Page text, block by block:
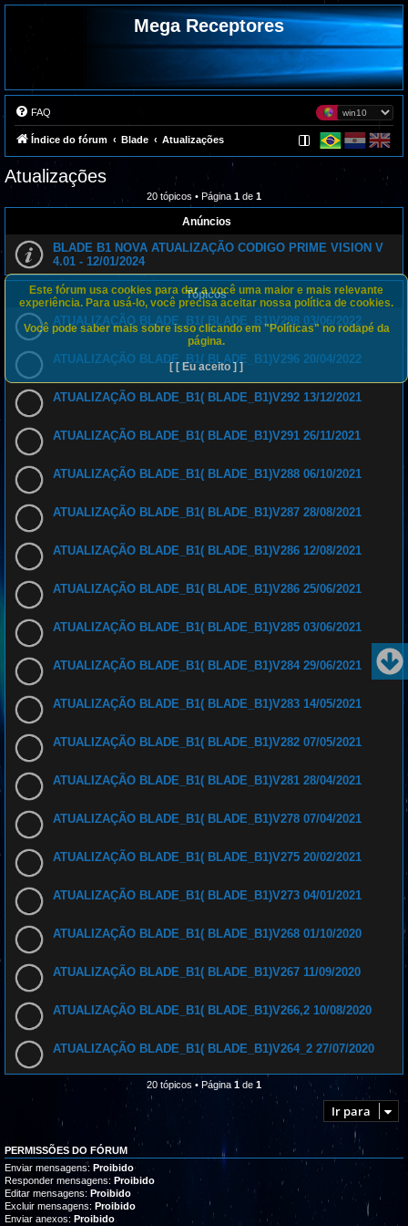
Mega Receptores
FAQ
Índice do fórum Blade Atualizações
Atualizações
20 tópicos • Página 1 de 1
Anúncios
BLADE B1 NOVA ATUALIZAÇÃO CODIGO PRIME VISION V
4.01 - 12/01/2024
Tópicos
ATUALIZAÇÃO BLADE_B1( BLADE_B1)V298 03/06/2022
ATUALIZAÇÃO BLADE_B1( BLADE_B1)V296 20/04/2022
ATUALIZAÇÃO BLADE_B1( BLADE_B1)V292 13/12/2021
ATUALIZAÇÃO BLADE_B1( BLADE_B1)V291 26/11/2021
ATUALIZAÇÃO BLADE_B1( BLADE_B1)V288 06/10/2021
ATUALIZAÇÃO BLADE_B1( BLADE_B1)V287 28/08/2021
ATUALIZAÇÃO BLADE_B1( BLADE_B1)V286 12/08/2021
ATUALIZAÇÃO BLADE_B1( BLADE_B1)V286 25/06/2021
ATUALIZAÇÃO BLADE_B1( BLADE_B1)V285 03/06/2021
ATUALIZAÇÃO BLADE_B1( BLADE_B1)V284 29/06/2021
ATUALIZAÇÃO BLADE_B1( BLADE_B1)V283 14/05/2021
ATUALIZAÇÃO BLADE_B1( BLADE_B1)V282 07/05/2021
ATUALIZAÇÃO BLADE_B1( BLADE_B1)V281 28/04/2021
ATUALIZAÇÃO BLADE_B1( BLADE_B1)V278 07/04/2021
ATUALIZAÇÃO BLADE_B1( BLADE_B1)V275 20/02/2021
ATUALIZAÇÃO BLADE_B1( BLADE_B1)V273 04/01/2021
ATUALIZAÇÃO BLADE_B1( BLADE_B1)V268 01/10/2020
ATUALIZAÇÃO BLADE_B1( BLADE_B1)V267 11/09/2020
ATUALIZAÇÃO BLADE_B1( BLADE_B1)V266,2 10/08/2020
ATUALIZAÇÃO BLADE_B1( BLADE_B1)V264_2 27/07/2020
20 tópicos • Página 1 de 1
Ir para
PERMISSÕES DO FÓRUM
Enviar mensagens: Proibido
Responder mensagens: Proibido
Editar mensagens: Proibido
Excluir mensagens: Proibido
Enviar anexos: Proibido
Este fórum usa cookies para dar a você uma maior e mais relevante
experiência. Para usá-lo, você precisa aceitar nossa política de cookies.
Você pode saber mais sobre isso clicando em "Políticas" no rodapé da
página.
[ [ Eu aceito ] ]